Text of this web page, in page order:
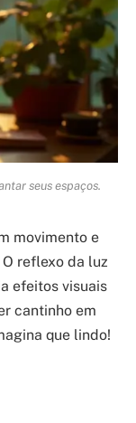
seus espaços.
movimento e
reflexo da luz
efeitos visuais
cantinho em
que lindo!